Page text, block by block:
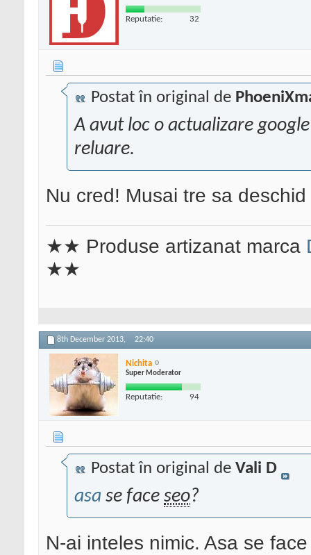
Reputatie: 32
Postat în original de
A avut loc o actualizare
reluare.
Nu cred! Musai tre sa
★★ Produse artizanat marca
★★
8th December 2013, 22:40
Nichita
Super Moderator
Reputatie: 94
Postat în original de Vali D
asa se face seo?
N-ai inteles nimic. Asa se